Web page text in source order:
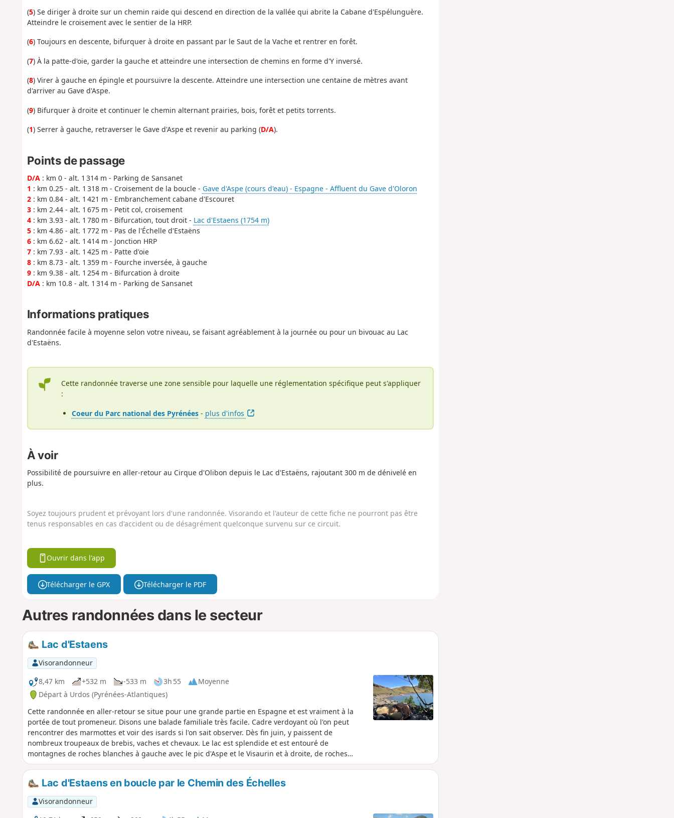
(5) Se diriger à droite sur un chemin raide qui descend en direction de la vallée qui abrite la Cabane d'Espélunguère.
Atteindre le croisement avec le sentier de la HRP.
(6) Toujours en descente, bifurquer à droite en passant par le Saut de la Vache et rentrer en forêt.
(7) À la patte-d'oie, garder la gauche et atteindre une intersection de chemins en forme d'Y inversé.
(8) Virer à gauche en épingle et poursuivre la descente. Atteindre une intersection une centaine de mètres avant
d'arriver au Gave d'Aspe.
(9) Bifurquer à droite et continuer le chemin alternant prairies, bois, forêt et petits torrents.
(1) Serrer à gauche, retraverser le Gave d'Aspe et revenir au parking (D/A).
Points de passage
D/A: km 0 - alt. 1 314 m - Parking de Sansanet
1 : km 0.25 - alt. 1 318 m - Croisement de la boucle - Gave d'Aspe (cours d'eau) - Espagne - Affluent du Gave d'Oloron
2: km 0.84 - alt. 1 421 m - Embranchement cabane d'Escouret
3: km 2.44 - alt. 1 675 m - Petit col, croisement
4: km 3.93 - alt. 1 780 m - Bifurcation, tout droit - Lac d'Estaens (1754 m)
5: km 4.86 - alt. 1 772 m - Pas de l'Échelle d'Estaëns
6: km 6.62 - alt. 1 414 m - Jonction HRP
7: km 7.93 - alt. 1 425 m - Patte d'oie
8: km 8.73 - alt. 1 359 m - Fourche inversée, à gauche
9: km 9.38 - alt. 1 254 m - Bifurcation à droite
D/A: km 10.8 - alt. 1 314 m - Parking de Sansanet
Informations pratiques
Randonnée facile à moyenne selon votre niveau, se faisant agréablement à la journée ou pour un bivouac au Lac
d'Estaëns.
Cette randonnée traverse une zone sensible pour laquelle une réglementation spécifique peut s'appliquer
:
Coeur du Parc national des Pyrénées- plus d'infos
À voir
Possibilité de poursuivre en aller-retour au Cirque d'Olibon depuis le Lac d'Estaëns, rajoutant 300 m de dénivelé en
plus.
Soyez toujours prudent et prévoyant lors d'une randonnée. Visorando et l'auteur de cette fiche ne pourront pas être
tenus responsables en cas d'accident ou de désagrément quelconque survenu sur ce circuit.
Ouvrir dans l'app
Télécharger le GPX Télécharger le PDF
Autres randonnées dans le secteur
Lac d'Estaens
Visorandonneur
8,47 km
+532 m -533 m 3h 55
Moyenne
Départ à Urdos (Pyrénées-Atlantiques)
Cette randonnée en aller-retour se situe pour une grande partie en Espagne et est vraiment à la
portée de tout promeneur. Disons une balade familiale très facile. Cadre verdoyant où l'on peut
rencontrer des marmottes et voir des isards si l'on sait observer. Dès fin juin, y paissent de
nombreux troupeaux de brebis, vaches et chevaux. Le lac est splendide et est entouré de
montagnes de roches blanches à gauche avec le pic d'Aspe et le Visaurin et à droite, de roches
rouges avec le Pic Gabedaille.
Lac d'Estaens en boucle par le Chemin des Échelles
Visorandonneur